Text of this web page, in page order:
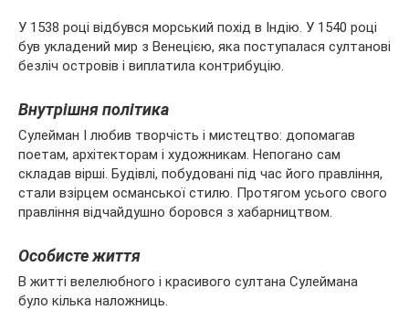
У 1538 році відбувся морський похід в Індію. У 1540 році
був укладений мир з Венецією, яка поступалася султанові
безліч островів і виплатила контрибуцію.
Внутрішня політика
Сулейман I любив творчість і мистецтво: допомагав
поетам, архітекторам і художникам. Непогано сам
складав вірші. Будівлі, побудовані під час його правління,
стали взірцем османської стилю. Протягом усього свого
правління відчайдушно боровся з хабарництвом.
Особисте життя
В житті велелюбного і красивого султана Сулеймана
було кілька наложниць.